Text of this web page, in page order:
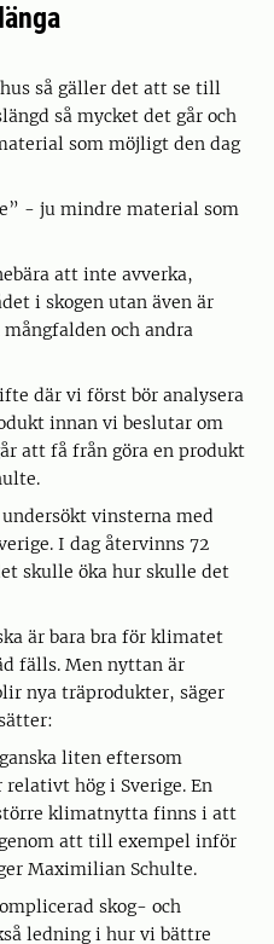
så gäller det att se till
så mycket det går och
som möjligt den dag
- ju mindre material som
att inte avverka,
i skogen utan även är
och andra
där vi först bör analysera
innan vi beslutar om
att få från göra en produkt
vinsterna med
I dag återvinns 72
skulle öka hur skulle det
är bara bra för klimatet
fälls. Men nyttan är
nya träprodukter, säger
liten eftersom
hög i Sverige. En
klimatnytta finns i att
att till exempel inför
Maximilian Schulte.
skog- och
ledning i hur vi bättre